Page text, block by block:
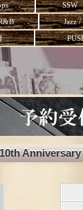
SSW
Jazz